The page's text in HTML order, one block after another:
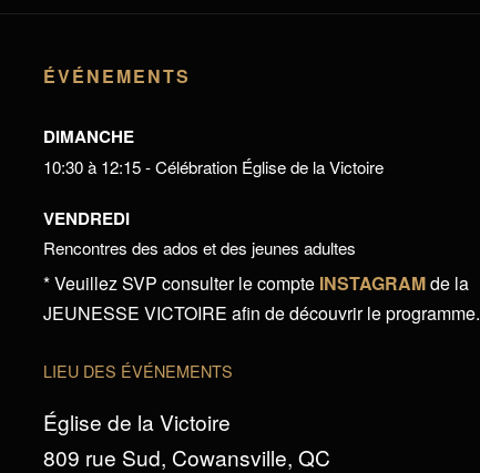
ÉVÉNEMENTS
DIMANCHE
10:30 à 12:15 - Célébration Église de la Victoire
VENDREDI
Rencontres des ados et des jeunes adultes
* Veuillez SVP consulter le compte INSTAGRAMde la
JEUNESSE VICTOIRE afin de découvrir le programme.
LIEU DES ÉVÉNEMENTS
Église de la Victoire
809 rue Sud, Cowansville, QC